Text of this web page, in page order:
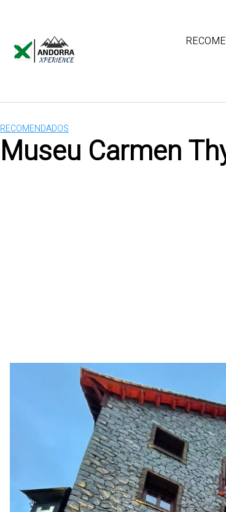
RECOMENDADOS
Museu Carmen